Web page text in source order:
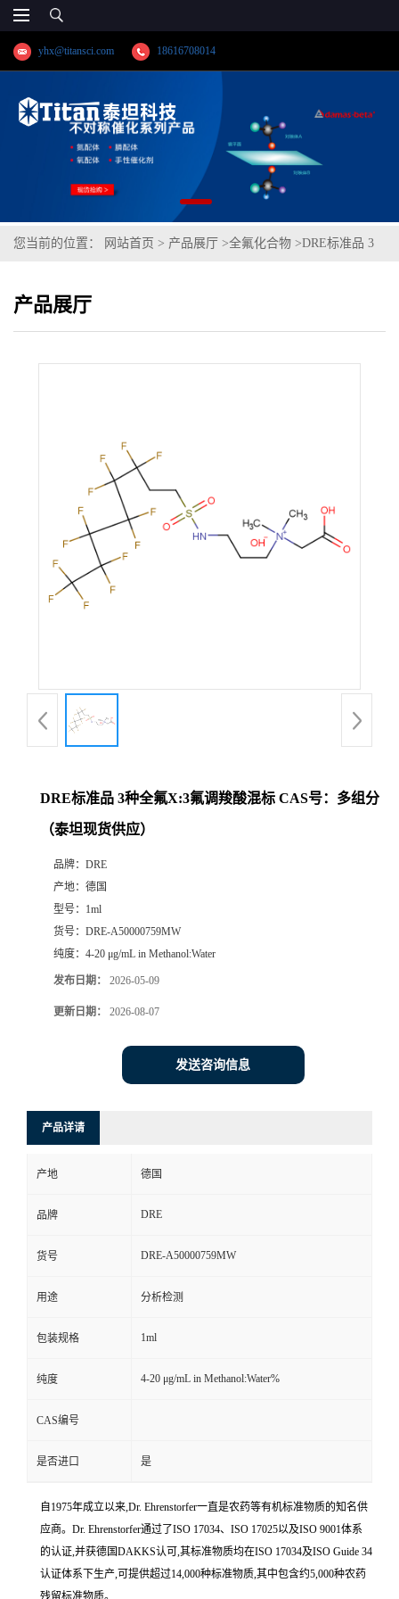
yhx@titansci.com 18616708014
您当前的位置： 网站首页 > 产品展厅 >全氟化合物 >DRE标准品 3
产品展厅
DRE标准品 3种全氟X:3氟调羧酸混标 CAS号：多组分
（泰坦现货供应）
品牌： DRE
产地： 德国
型号： 1ml
货号： DRE-A50000759MW
纯度： 4-20 μg/mL in Methanol:Water
发布日期： 2026-05-09
更新日期： 2026-08-07
发送咨询信息
产品详请
产地 德国
品牌 DRE
货号 DRE-A50000759MW
用途 分析检测
包装规格 1ml
纯度 4-20 μg/mL in Methanol:Water%
CAS编号
是否进口 是
自1975年成立以来,Dr. Ehrenstorfer一直是农药等有机标准物质的知名供
应商。Dr. Ehrenstorfer通过了ISO 17034、ISO 17025以及ISO 9001体系
的认证,并获德国DAKKS认可,其标准物质均在ISO 17034及ISO Guide 34
认证体系下生产,可提供超过14,000种标准物质,其中包含约5,000种农药
残留标准物质。